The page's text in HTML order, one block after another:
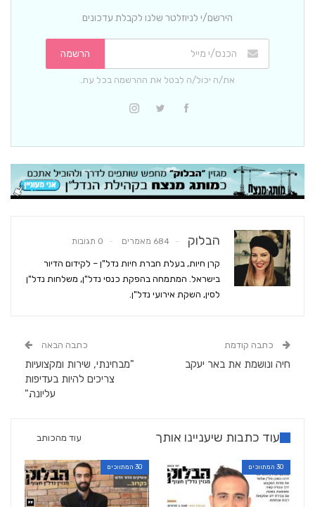
הירשם/י לניוזלטר שלנו לקבלת עדכונים
הרשמה
את/ה יכול/ה לבטל את ההרשמה בכל עת.
הבלוק 684 מאמרים 0 תגובות
קרן חיות, בעלת חברת חיות נדל"ן – לקידום הדיור
בישראל. המתמחה בהפקת כנסי נדל"ן, משלחות נדל"ן
לסין, השקת אירועי נדל"ן.
כתבה קודמת
חיה ונושמת את באר יעקב
כתבה הבאה
"מבחינתי, שירות ומקצועיות
צריכים להיות בעדיפות
עליונה."
עוד כתבות שיעניינו אותך עוד מהכותב
30 המתווכים 30 המתווכים